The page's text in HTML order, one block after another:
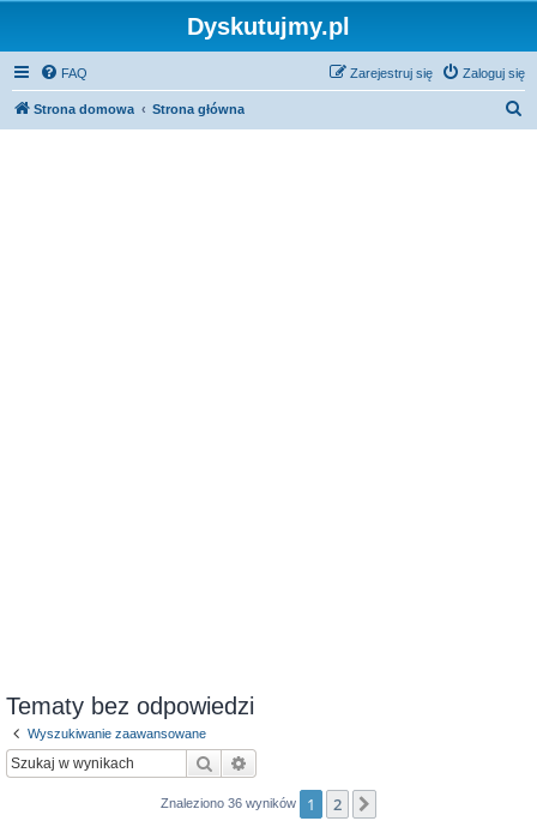
Dyskutujmy.pl
FAQ Zaloguj się
Zarejestruj się
Strona domowa Strona główna
Tematy bez odpowiedzi
Wyszukiwanie zaawansowane
Szukaj
Znaleziono 36 wyników 1 2